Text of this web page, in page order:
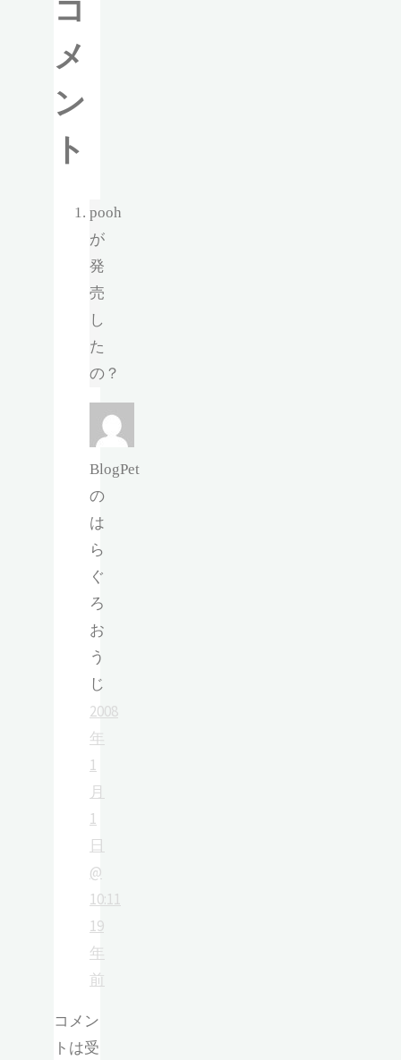
コ
メ
ン
ト
pooh
が
発
売
し
た
の？
BlogPet
の
は
ら
ぐ
ろ
お
う
じ
2008
年
1
月
1
日
@
10:11
19
年
前
コメン
トは受